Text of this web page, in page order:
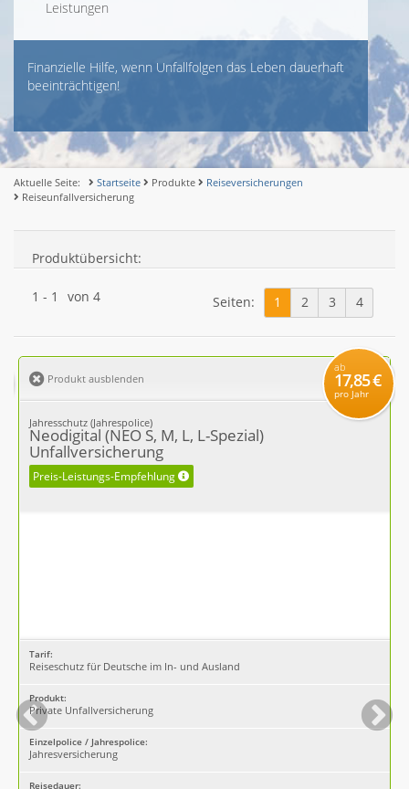
Leistungen
Finanzielle Hilfe, wenn Unfallfolgen das Leben dauerhaft
beeinträchtigen!
Aktuelle Seite: Startseite Produkte
Reiseversicherungen
Reiseunfallversicherung
Produktübersicht:
1 - 1 von 4 Seiten: 1 2 3 4
Produkt ausblenden
ab
17,85 €
pro Jahr
Jahresschutz (Jahrespolice)
Neodigital (NEO S, M, L, L-Spezial)
Unfallversicherung
Preis-Leistungs-Empfehlung
Tarif:
Reiseschutz für Deutsche im In- und Ausland
Produkt:
Private Unfallversicherung
Einzelpolice / Jahrespolice:
Jahresversicherung
Reisedauer: